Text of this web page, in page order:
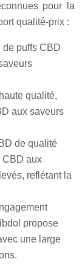
pour la
qualité-prix :
de puffs CBD
qualité,
aux saveurs
de qualité
CBD aux
reflétant la
propose
une large